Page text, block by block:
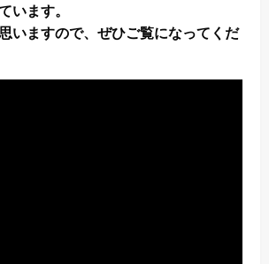
います。
いますので、ぜひご覧になってくだ